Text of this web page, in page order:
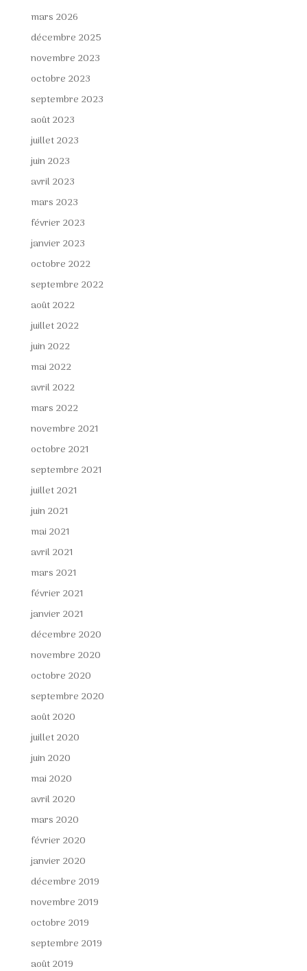
mars 2026
décembre 2025
novembre 2023
octobre 2023
septembre 2023
août 2023
juillet 2023
juin 2023
avril 2023
mars 2023
février 2023
janvier 2023
octobre 2022
septembre 2022
août 2022
juillet 2022
juin 2022
mai 2022
avril 2022
mars 2022
novembre 2021
octobre 2021
septembre 2021
juillet 2021
juin 2021
mai 2021
avril 2021
mars 2021
février 2021
janvier 2021
décembre 2020
novembre 2020
octobre 2020
septembre 2020
août 2020
juillet 2020
juin 2020
mai 2020
avril 2020
mars 2020
février 2020
janvier 2020
décembre 2019
novembre 2019
octobre 2019
septembre 2019
août 2019